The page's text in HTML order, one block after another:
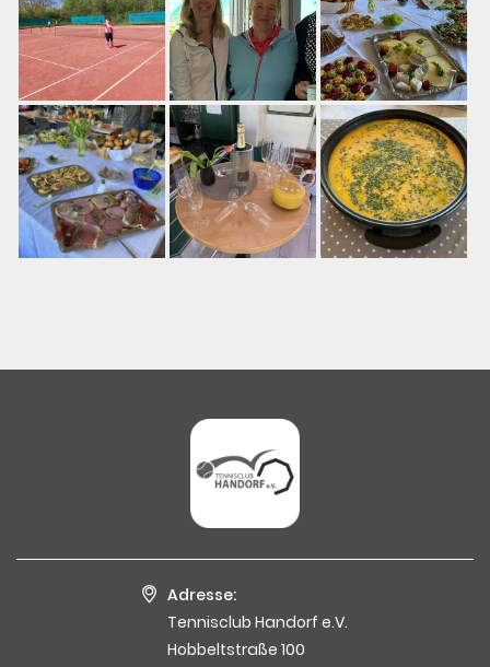
Adresse:
Tennisclub Handorf e.V.
Hobbeltstraße 100